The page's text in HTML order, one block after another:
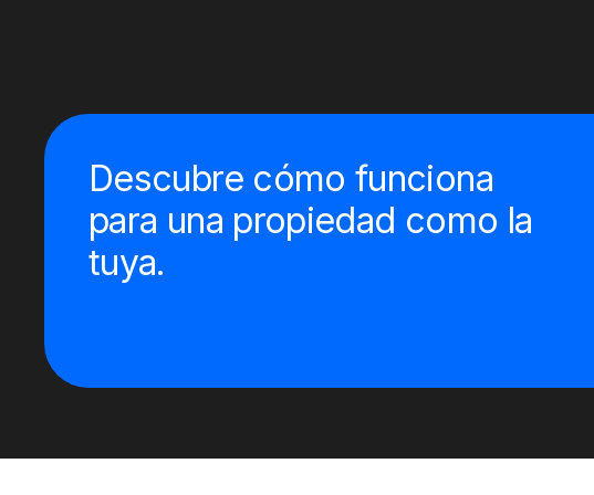
Descubre cómo funciona
para una propiedad como la
tuya.